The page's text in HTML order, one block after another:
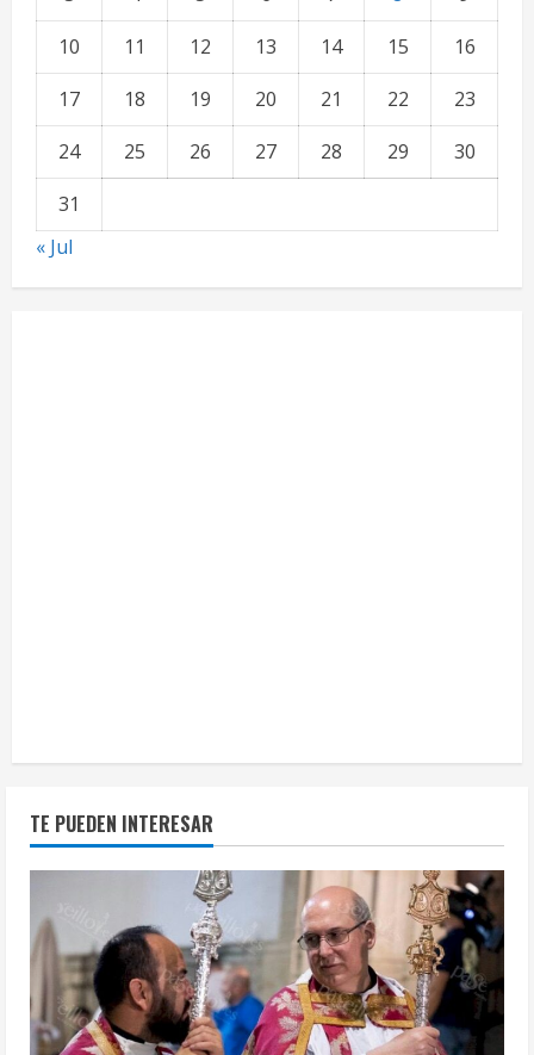
10
11 12 13 14 15
16
17
18 19 20 21 22
23
24
25 26 27 28 29
30
31
« Jul
TE PUEDEN INTERESAR